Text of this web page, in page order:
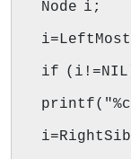
Node i;
if